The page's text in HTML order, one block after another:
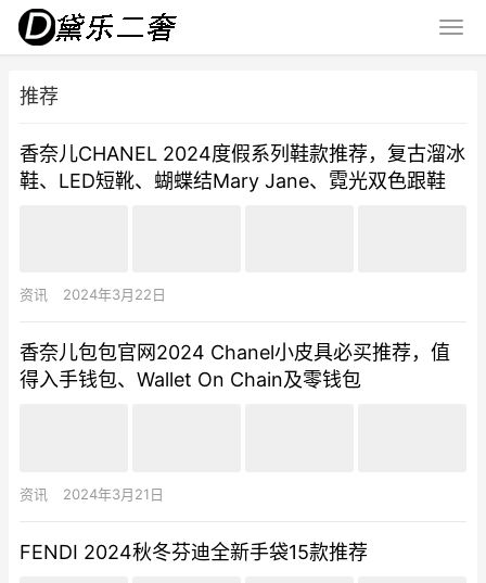
推荐
香奈儿CHANEL 2024度假系列鞋款推荐，复古溜冰
鞋、LED短靴、蝴蝶结Mary Jane、霓光双色跟鞋
资讯 2024年3月22日
香奈儿包包官网2024 Chanel小皮具必买推荐，值
得入手钱包、Wallet On Chain及零钱包
资讯 2024年3月21日
FENDI 2024秋冬芬迪全新手袋15款推荐